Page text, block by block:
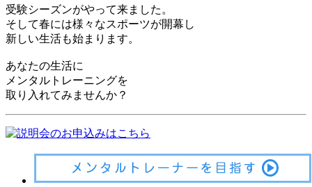
受験シーズンがやって来ました。
そして春には様々なスポーツが開幕し
新しい生活も始まります。
あなたの生活に
メンタルトレーニングを
取り入れてみませんか？